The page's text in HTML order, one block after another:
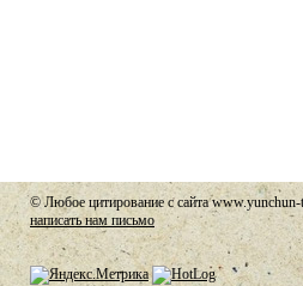
© Любое цитирование с сайта
написать нам письмо